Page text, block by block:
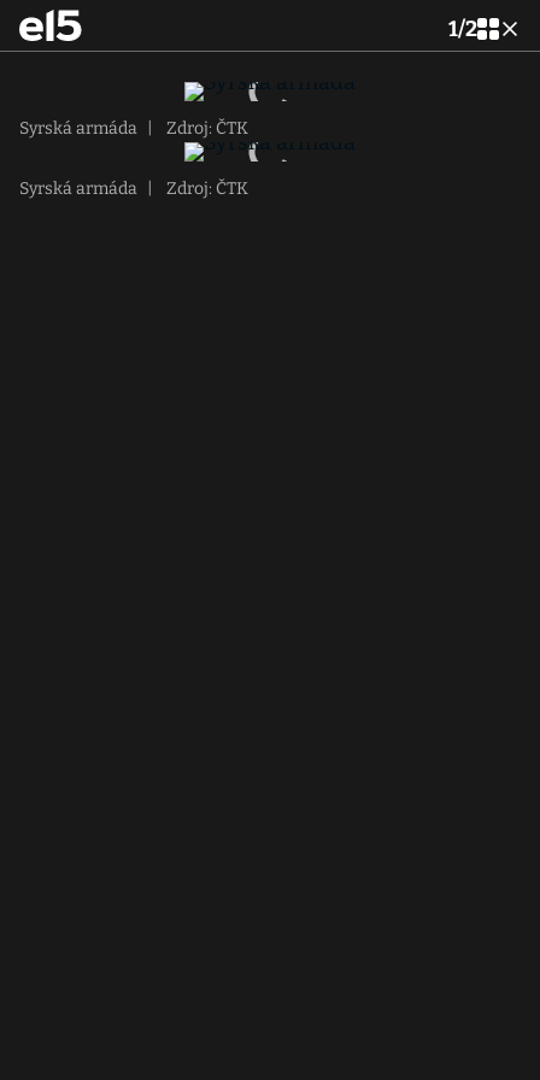
1/2
Syrská armáda Zdroj: ČTK
Syrská armáda Zdroj: ČTK